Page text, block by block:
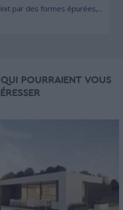
par des formes épurées,...
POURRAIENT VOUS